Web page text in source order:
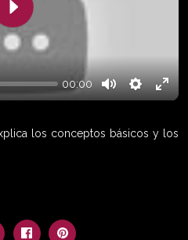
00:00
MuteSettings
Enter
Play
los conceptos básicos y los